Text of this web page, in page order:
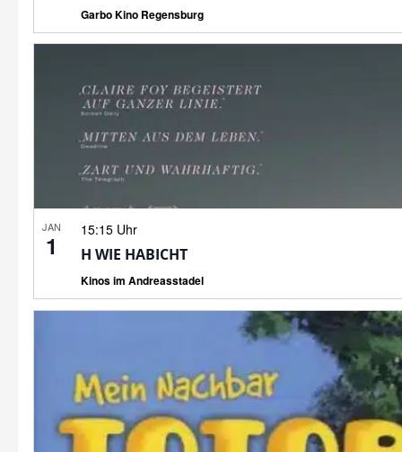
Garbo Kino Regensburg
JAN
1
15:15 Uhr
H WIE HABICHT
Kinos im Andreasstadel